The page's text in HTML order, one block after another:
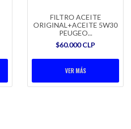
FILTRO ACEITE
ORIGINAL+ACEITE 5W30
PEUGEO...
$60.000 CLP
VER MÁS